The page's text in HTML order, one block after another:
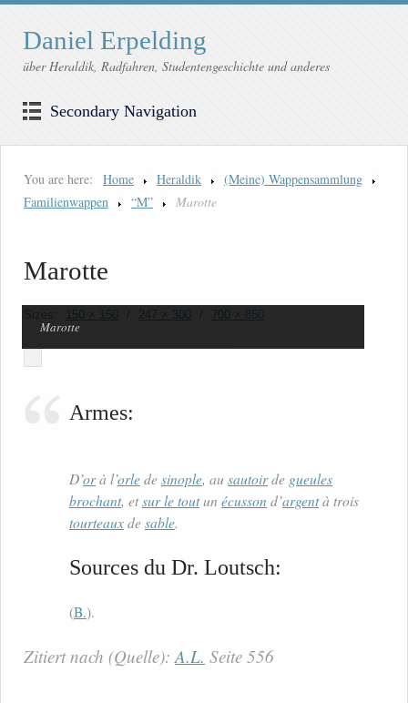
Daniel Erpelding
über Heraldik, Radfahren, Studentengeschichte und anderes
Secondary Navigation
You are here: Home Heraldik
(Meine) Wappensammlung
Familienwappen
“M” Marotte
Marotte
150 × 150 247 × 300 700 × 850
Marotte
Armes:
D’orà l’orledesinople, au sautoirde gueules
brochant, etsur le toutun écusson d’argentà trois
tourteauxdesable.
Sources du Dr. Loutsch:
(B.).
Zitiert nach (Quelle):A.L. Seite 556